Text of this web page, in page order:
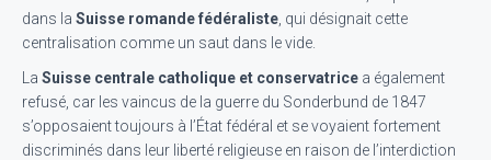
dans la Suisse romande fédéraliste , qui désignait cette
centralisation comme un saut dans le vide.
La Suisse centrale catholique et conservatrice a également
refusé, car les vaincus de la guerre du Sonderbund de 1847
s’opposaient toujours à l’État fédéral et se voyaient fortement
discriminés dans leur liberté religieuse en raison de l’interdiction